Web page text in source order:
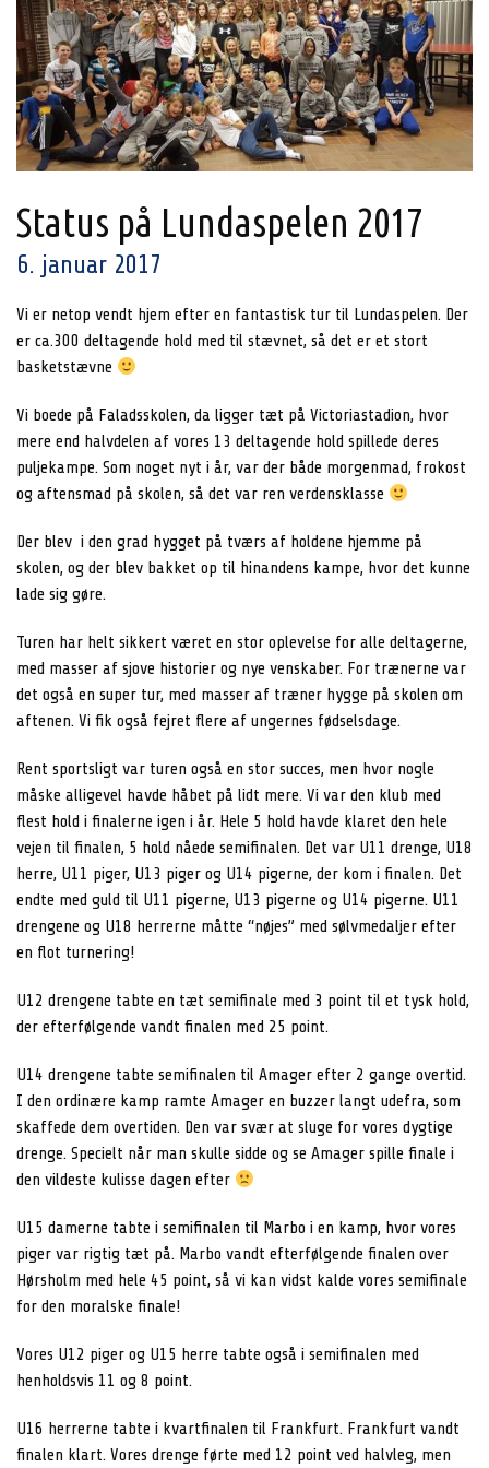
Status på Lundaspelen 2017
6. januar 2017
Vi er netop vendt hjem efter en fantastisk tur til Lundaspelen. Der
er ca.300 deltagende hold med til stævnet, så det er et stort
basketstævne
Vi boede på Faladsskolen, da ligger tæt på Victoriastadion, hvor
mere end halvdelen af vores 13 deltagende hold spillede deres
puljekampe. Som noget nyt i år, var der både morgenmad, frokost
og aftensmad på skolen, så det var ren verdensklasse
Der blev i den grad hygget på tværs af holdene hjemme på
skolen, og der blev bakket op til hinandens kampe, hvor det kunne
lade sig gøre.
Turen har helt sikkert været en stor oplevelse for alle deltagerne,
med masser af sjove historier og nye venskaber. For trænerne var
det også en super tur, med masser af træner hygge på skolen om
aftenen. Vi fik også fejret flere af ungernes fødselsdage.
Rent sportsligt var turen også en stor succes, men hvor nogle
måske alligevel havde håbet på lidt mere. Vi var den klub med
flest hold i finalerne igen i år. Hele 5 hold havde klaret den hele
vejen til finalen, 5 hold nåede semifinalen. Det var U11 drenge, U18
herre, U11 piger, U13 piger og U14 pigerne, der kom i finalen. Det
endte med guld til U11 pigerne, U13 pigerne og U14 pigerne. U11
drengene og U18 herrerne måtte “nøjes” med sølvmedaljer efter
en flot turnering!
U12 drengene tabte en tæt semifinale med 3 point til et tysk hold,
der efterfølgende vandt finalen med 25 point.
U14 drengene tabte semifinalen til Amager efter 2 gange overtid.
I den ordinære kamp ramte Amager en buzzer langt udefra, som
skaffede dem overtiden. Den var svær at sluge for vores dygtige
drenge. Specielt når man skulle sidde og se Amager spille finale i
den vildeste kulisse dagen efter
U15 damerne tabte i semifinalen til Marbo i en kamp, hvor vores
piger var rigtig tæt på. Marbo vandt efterfølgende finalen over
Hørsholm med hele 45 point, så vi kan vidst kalde vores semifinale
for den moralske finale!
Vores U12 piger og U15 herre tabte også i semifinalen med
henholdsvis 11 og 8 point.
U16 herrerne tabte i kvartfinalen til Frankfurt. Frankfurt vandt
finalen klart. Vores drenge førte med 12 point ved halvleg, men